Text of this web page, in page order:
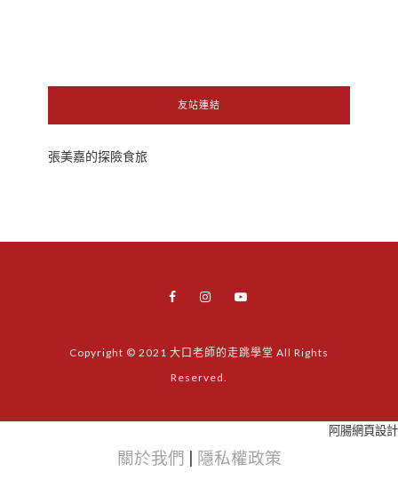
友站連結
張美嘉的探險食旅
Copyright © 2021 大口老師的走跳學堂 All Rights
Reserved.
阿腸網頁設計
關於我們 | 隱私權政策